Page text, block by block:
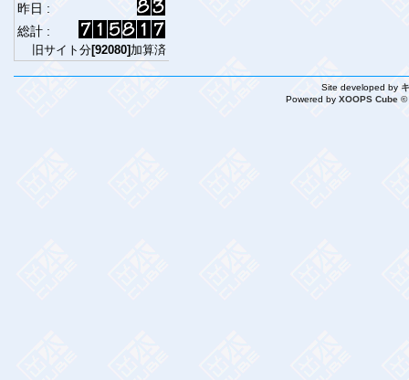
昨日 :
総計 :
旧サイト分[92080] 加算済
Site developed by
Powered by XOOPS Cube ©